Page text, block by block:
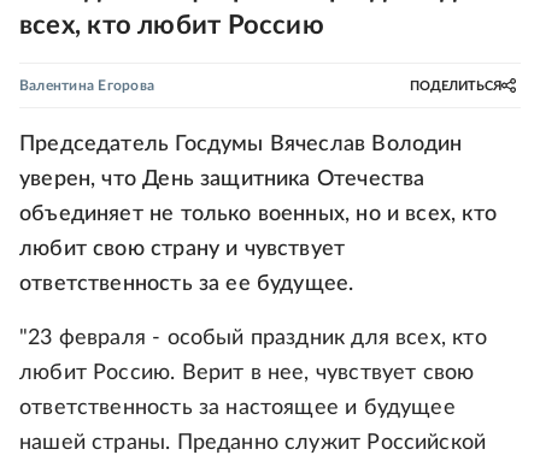
всех, кто любит Россию
Валентина Егорова ПОДЕЛИТЬСЯ
Председатель Госдумы Вячеслав Володин
уверен, что День защитника Отечества
объединяет не только военных, но и всех, кто
любит свою страну и чувствует
ответственность за ее будущее.
"23 февраля - особый праздник для всех, кто
любит Россию. Верит в нее, чувствует свою
ответственность за настоящее и будущее
нашей страны. Преданно служит Российской